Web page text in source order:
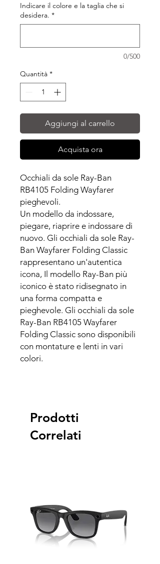
Indicare il colore e la taglia che si
desidera. *
0/500
Quantità *
Aggiungi al carrello
Acquista ora
Occhiali da sole Ray-Ban
RB4105 Folding Wayfarer
pieghevoli.
Un modello da indossare,
piegare, riaprire e indossare di
nuovo. Gli occhiali da sole Ray-
Ban Wayfarer Folding Classic
rappresentano un'autentica
icona, Il modello Ray-Ban più
iconico è stato ridisegnato in
una forma compatta e
pieghevole. Gli occhiali da sole
Ray-Ban RB4105 Wayfarer
Folding Classic sono disponibili
con montature e lenti in vari
colori.
Prodotti
Correlati